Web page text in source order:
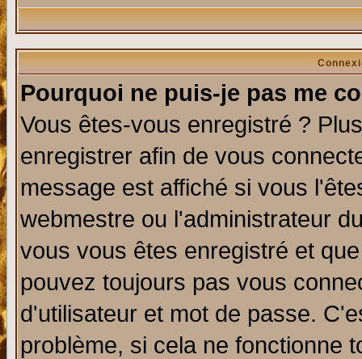
Pourquoi ne puis-je pas me
Vous êtes-vous enregistré ?
enregistrer afin de vous
message est affiché si vous
webmestre ou l'administrateur
vous vous êtes enregistré et
pouvez toujours pas vous
d'utilisateur et mot de passe.
problème, si cela ne fonctionne